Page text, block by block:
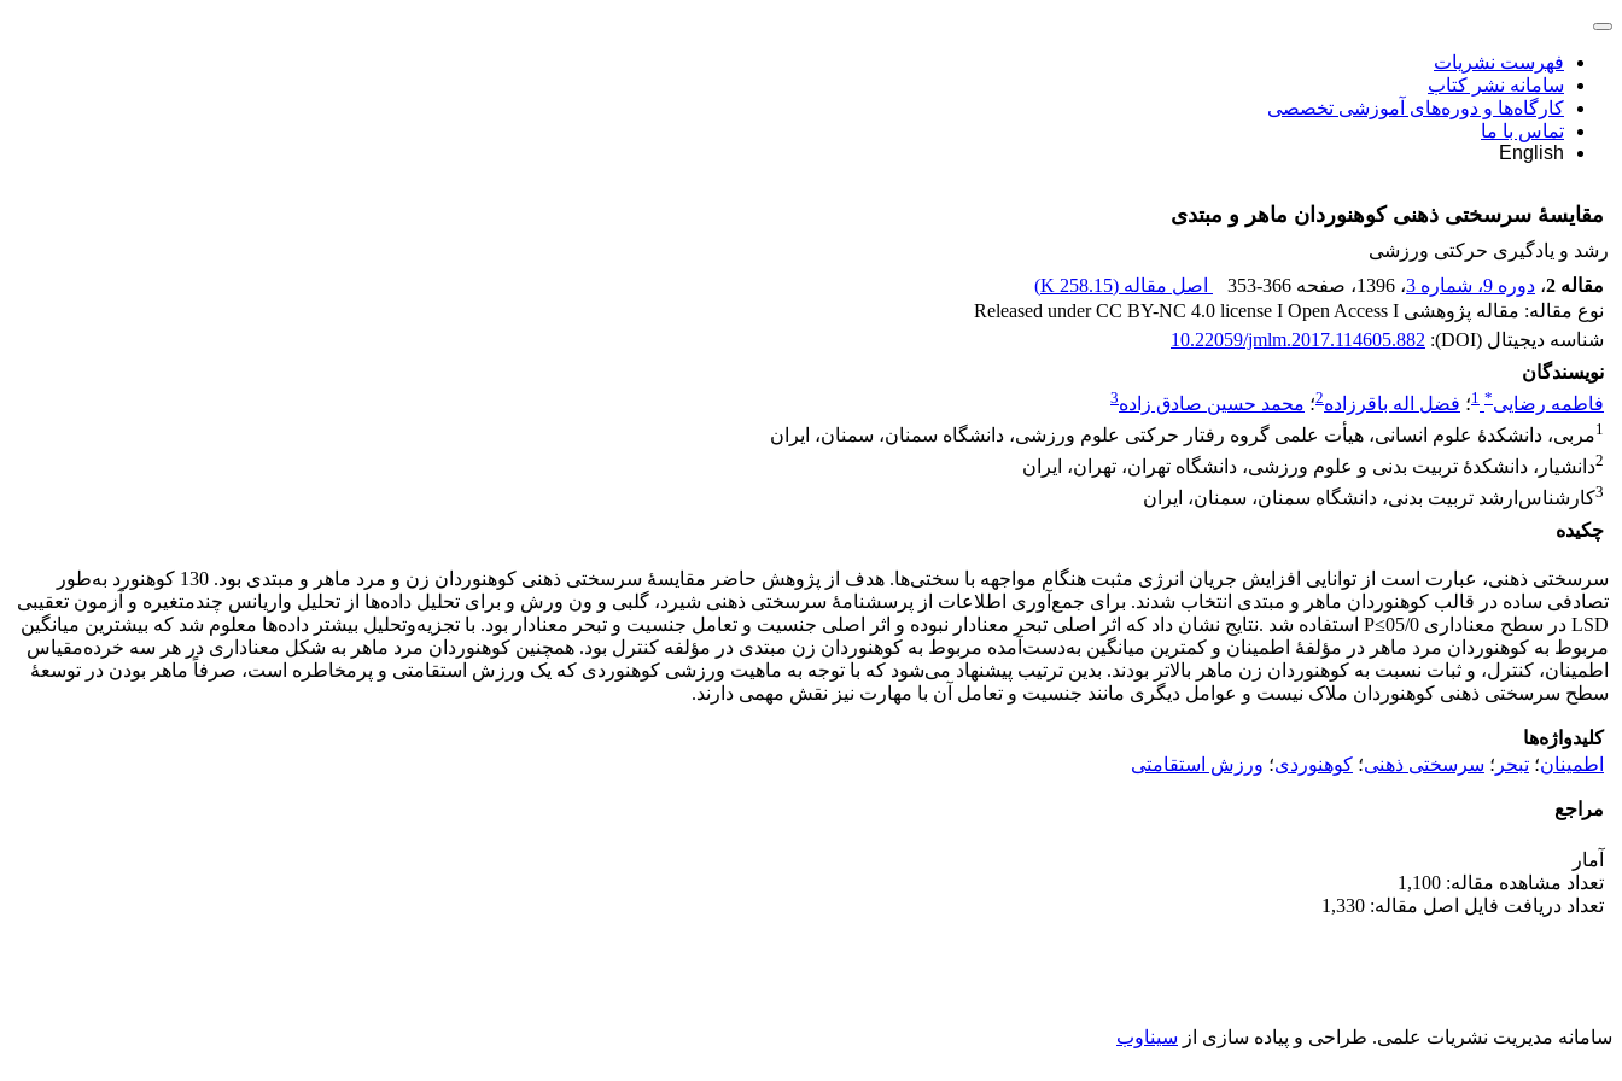
فهرست نشریات
سامانه نشر کتاب
کارگاه‌ها و دوره‌های آموزشی تخصصی
تماس با ما
English
مقایسۀ سرسختی ذهنی کوهنوردان ماهر و مبتدی
رشد و یادگیری حرکتی ورزشی
مقاله 2
، دوره 9، شماره 3 ، 1396 ، صفحه 353-366 اصل مقاله (258.15 K
)
نوع مقاله: مقاله پژوهشی Released under CC BY-NC 4.0 license I Open Access I
شناسه دیجیتال (DOI):
10.22059/jmlm.2017.114605.882
نویسندگان
فاطمه رضایی*
1؛ فضل اله باقرزاده2؛ محمد حسین صادق زاده3
1مربی، دانشکدۀ علوم انسانی، هیأت علمی گروه رفتار حرکتی علوم ورزشی، دانشگاه سمنان، سمنان، ایران
2دانشیار، دانشکدۀ تربیت بدنی و علوم ورزشی، دانشگاه تهران، تهران، ایران
3کارشناس‌ارشد تربیت بدنی، دانشگاه سمنان، سمنان، ایران
چکیده
سرسختی ذهنی، عبارت‌ است از توانایی افزایش جریان انرژی مثبت هنگام مواجهه با سختی‌ها. هدف از پژوهش حاضر مقایسۀ سرسختی ذهنی کوهنوردان زن و مرد ماهر و مبتدی بود. 130 کوهنورد به‌طور
تصادفی ساده در قالب کوهنوردان ماهر و مبتدی انتخاب شدند. برای جمع‌آوری اطلاعات از پرسشنامۀ سرسختی ذهنی شیرد، گلبی و ون ورش و برای تحلیل داده‌ها از تحلیل واریانس چندمتغیره و آزمون تعقیبی
LSD در سطح معنا‌داری 05/0≥P استفاده شد .نتایج نشان داد که اثر اصلی تبحر معنا‌دار نبوده و اثر اصلی جنسیت و تعامل جنسیت و تبحر معنا‌دار بود. با تجزیه‌وتحلیل بیشتر داده‌ها معلوم شد که بیشترین میانگین
مربوط به کوهنوردان مرد ماهر در مؤلفۀ اطمینان و کمترین میانگین به‌دست‌آمده مربوط به کوهنوردان زن مبتدی در مؤلفه کنترل بود. همچنین کوهنوردان مرد ماهر به شکل معنا‌داری در هر سه خرده‌مقیاس
اطمینان، کنترل، و ثبات نسبت به کوهنوردان زن ماهر بالاتر بودند. بدین ترتیب پیشنهاد می‌شود که با توجه به ماهیت ورزشی کوهنوردی که یک ورزش استقامتی و پرمخاطره است، صرفاً ماهر بودن در توسعۀ
سطح سرسختی ذهنی کوهنوردان ملاک نیست و عوامل دیگری مانند جنسیت و تعامل آن با مهارت نیز نقش مهمی دارند.
کلیدواژه‌ها
اطمینان؛ تبحر ؛ سرسختی ذهنی؛ کوهنوردی؛ ورزش استقامتی
مراجع
آمار
تعداد مشاهده مقاله: 1,100
تعداد دریافت فایل اصل مقاله: 1,330
سامانه مدیریت نشریات علمی. طراحی و پیاده سازی از سیناوب